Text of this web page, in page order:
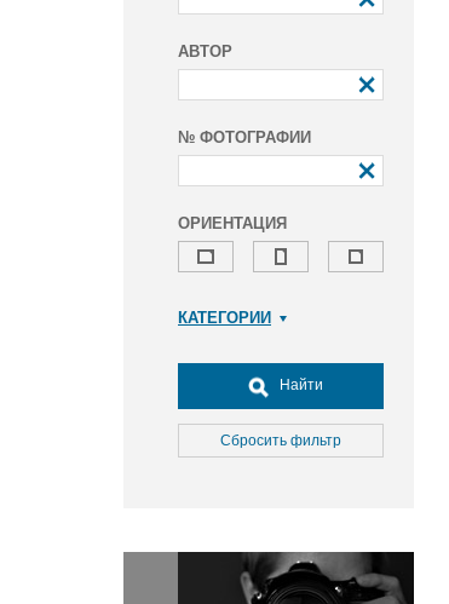
АВТОР
№ ФОТОГРАФИИ
ОРИЕНТАЦИЯ
КАТЕГОРИИ
Досуг, туризм и отдых
Культура
Медицина
Окружающая среда
Политика
Найти
Сбросить фильтр